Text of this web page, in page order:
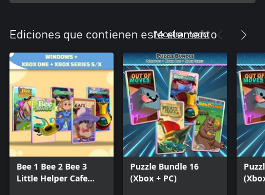
Ediciones que contienen este elemento
Mostrar todo
Bee 1 Bee 2 Bee 3
Little Helper Cafe
Puzzle Bundle 16
(Xbox + PC)